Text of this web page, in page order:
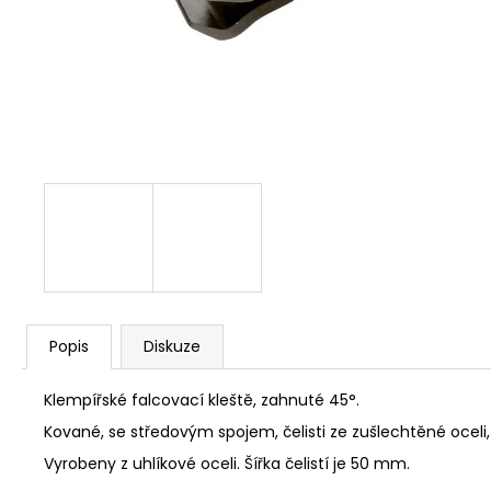
Popis Diskuze
Klempířské falcovací kleště, zahnuté 45°.
Kované, se středovým spojem, čelisti ze zušlechtěné
Vyrobeny z uhlíkové oceli. Šířka čelistí je 50 mm.
NÝT DUTÝ DVOJDÍLNÝ 3,5X10 NIKL